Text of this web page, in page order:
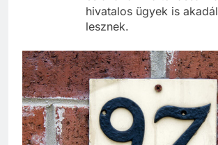
hivatalos ügyek is
lesznek.